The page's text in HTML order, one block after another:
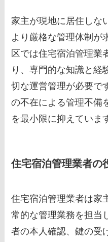
家主が現地に居住しな
より厳格な管理体制が
区では住宅宿泊管理業
り、専門的な知識と経
切な運営管理が必要で
の不在による管理不備
を最小限に抑えていま
住宅宿泊管理業者の
住宅宿泊管理業者は家
常的な管理業務を担当
者の本人確認、鍵の受